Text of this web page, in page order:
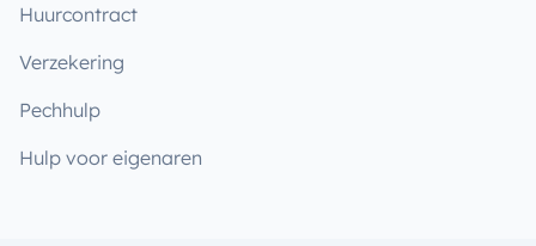
Huurcontract
Verzekering
Pechhulp
Hulp voor eigenaren